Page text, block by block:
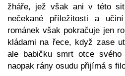
žháře, jež však ani v této
nečekané příležitosti a
románek však pokračuje jen
kládami na řece, když zase
ale babičku smrt otce
naopak rány osudu přijímá s